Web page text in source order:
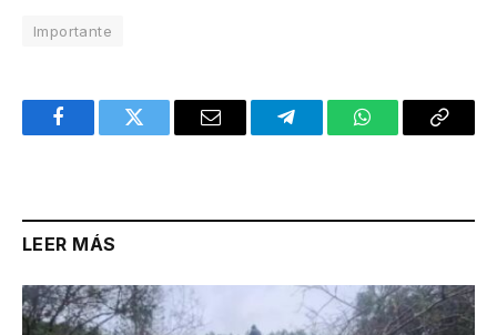
Importante
FacebookTwitter Email TelegramWhatsAppCopy
LEER MÁS